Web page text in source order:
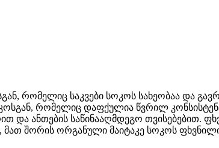
რომელიც საკვები სოკოს სახეობაა და
რომელიც დაფქულია წვრილ
და ანთების საწინააღმდეგო თვისებებით.
მათ შორის ორგანული მაიტაკე სოკოს